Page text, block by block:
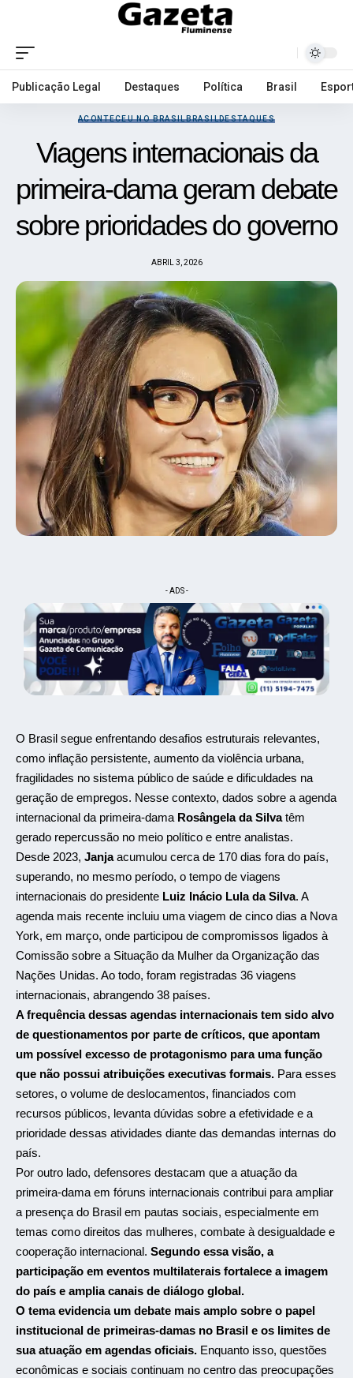
Publicação Legal Destaques Política Brasil
ACONTECEU NO BRASILBRASILDESTAQUES
Viagens internacionais da
primeira-dama geram debate
sobre prioridades do governo
ABRIL 3, 2026
- ADS -
O Brasil segue enfrentando desafios estruturais relevantes,
como inflação persistente, aumento da violência urbana,
fragilidades no sistema público de saúde e dificuldades na
geração de empregos. Nesse contexto, dados sobre a agenda
internacional da primeira-dama Rosângela da Silvatêm
gerado repercussão no meio político e entre analistas.
Desde 2023, Janjaacumulou cerca de 170 dias fora do país,
superando, no mesmo período, o tempo de viagens
internacionais do presidente Luiz Inácio Lula da Silva. A
agenda mais recente incluiu uma viagem de cinco dias a Nova
York, em março, onde participou de compromissos ligados à
Comissão sobre a Situação da Mulher da Organização das
Nações Unidas. Ao todo, foram registradas 36 viagens
internacionais, abrangendo 38 países.
A frequência dessas agendas internacionais tem sido alvo
de questionamentos por parte de críticos, que apontam
um possível excesso de protagonismo para uma função
que não possui atribuições executivas formais. Para esses
setores, o volume de deslocamentos, financiados com
recursos públicos, levanta dúvidas sobre a efetividade e a
prioridade dessas atividades diante das demandas internas do
país.
Por outro lado, defensores destacam que a atuação da
primeira-dama em fóruns internacionais contribui para ampliar
a presença do Brasil em pautas sociais, especialmente em
temas como direitos das mulheres, combate à desigualdade e
cooperação internacional. Segundo essa visão, a
participação em eventos multilaterais fortalece a imagem
do país e amplia canais de diálogo global.
O tema evidencia um debate mais amplo sobre o papel
institucional de primeiras-damas no Brasil e os limites de
sua atuação em agendas oficiais. Enquanto isso, questões
econômicas e sociais continuam no centro das preocupações